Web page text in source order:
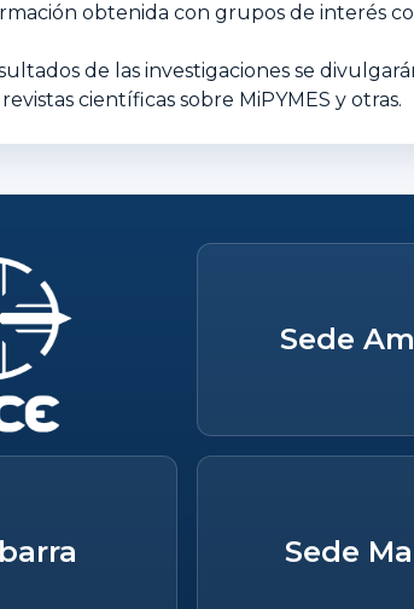
obtenida con grupos de interés
de las investigaciones se
científicas sobre MiPYMES y otras.
Sede
Sede